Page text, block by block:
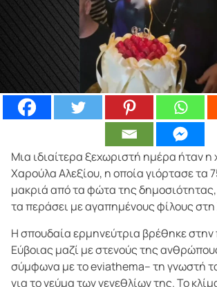
Μια ιδιαίτερα ξεχωριστή ημέρα ήταν η
Χαρούλα Αλεξίου, η οποία γιόρτασε τα
μακριά από τα φώτα της δημοσιότητας,
τα περάσει με αγαπημένους φίλους στη
Η σπουδαία ερμηνεύτρια βρέθηκε στην
Εύβοιας μαζί με στενούς της
σύμφωνα με το eviathema– τη γνωστή
για το γεύμα των γενεθλίων της. Το